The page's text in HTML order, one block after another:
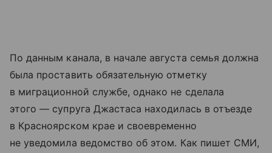
По данным канала, в начале августа семья должна
была проставить обязательную отметку
в миграционной службе, однако не сделала
этого — супруга Джастаса находилась в отъезде
в Красноярском крае и своевременно
не уведомила ведомство об этом. Как пишет СМИ,